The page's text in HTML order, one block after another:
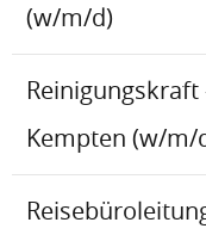
(w/m/d)
Kempten (w/m/